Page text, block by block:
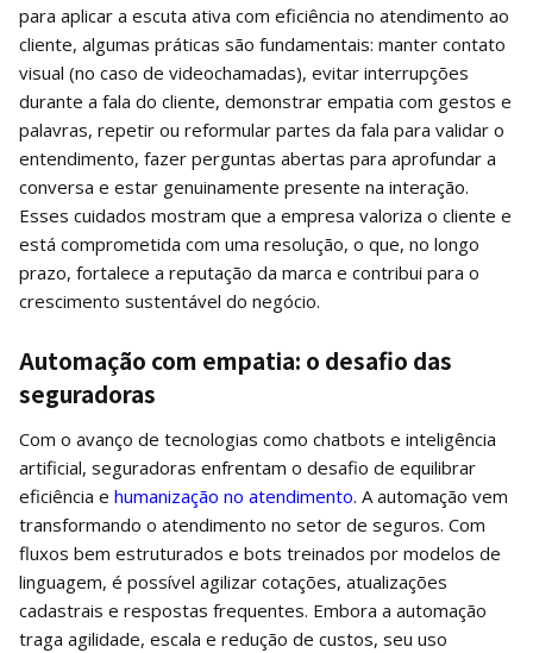
para aplicar a escuta ativa com eficiência no atendimento ao
cliente, algumas práticas são fundamentais: manter contato
visual (no caso de videochamadas), evitar interrupções
durante a fala do cliente, demonstrar empatia com gestos e
palavras, repetir ou reformular partes da fala para validar o
entendimento, fazer perguntas abertas para aprofundar a
conversa e estar genuinamente presente na interação.
Esses cuidados mostram que a empresa valoriza o cliente e
está comprometida com uma resolução, o que, no longo
prazo, fortalece a reputação da marca e contribui para o
crescimento sustentável do negócio.
Automação com empatia: o desafio das
seguradoras
Com o avanço de tecnologias como chatbots e inteligência
artificial, seguradoras enfrentam o desafio de equilibrar
eficiência e humanização no atendimento. A automação vem
transformando o atendimento no setor de seguros. Com
fluxos bem estruturados e bots treinados por modelos de
linguagem, é possível agilizar cotações, atualizações
cadastrais e respostas frequentes. Embora a automação
traga agilidade, escala e redução de custos, seu uso